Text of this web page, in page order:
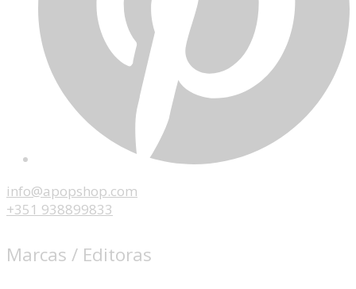
info@apopshop.com
+351 938899833
Marcas / Editoras